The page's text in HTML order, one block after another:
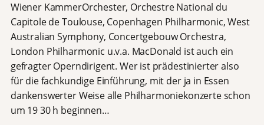
Wiener KammerOrchester, Orchestre National du
Capitole de Toulouse, Copenhagen Philharmonic, West
Australian Symphony, Concertgebouw Orchestra,
London Philharmonic u.v.a. MacDonald ist auch ein
gefragter Operndirigent. Wer ist prädestinierter also
für die fachkundige Einführung, mit der ja in Essen
dankenswerter Weise alle Philharmoniekonzerte schon
um 19 30 h beginnen…